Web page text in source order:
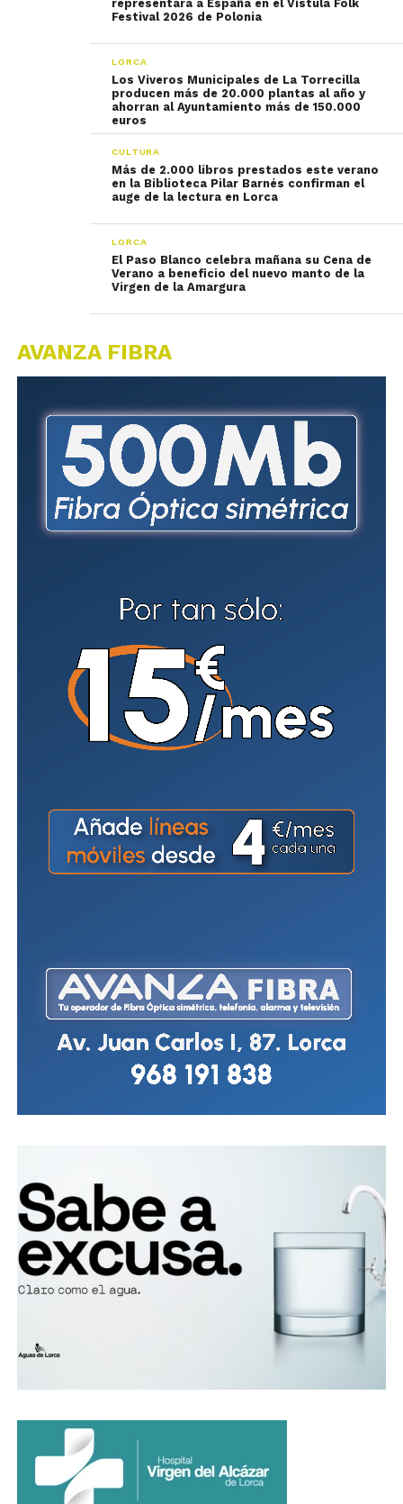
representará a España en el Vístula Folk
Festival 2026 de Polonia
LORCA
Los Viveros Municipales de La Torrecilla
producen más de 20.000 plantas al año y
ahorran al Ayuntamiento más de 150.000
euros
CULTURA
Más de 2.000 libros prestados este verano
en la Biblioteca Pilar Barnés confirman el
auge de la lectura en Lorca
LORCA
El Paso Blanco celebra mañana su Cena de
Verano a beneficio del nuevo manto de la
Virgen de la Amargura
AVANZA FIBRA